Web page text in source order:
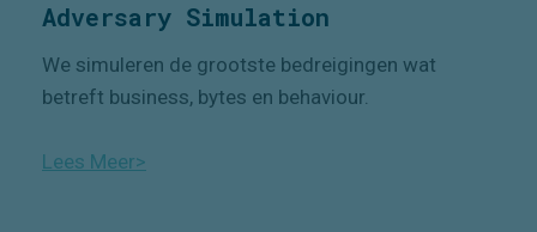
Adversary Simulation
We simuleren de grootste bedreigingen wat
betreft business, bytes en behaviour.
Lees Meer>